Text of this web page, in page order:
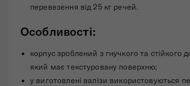
перевезення від 25 кг речей.
Особливості:
корпус зроблений з гнучкого та стійкого
який має текстуровану поверхню;
у виготовлені валізи використовуються